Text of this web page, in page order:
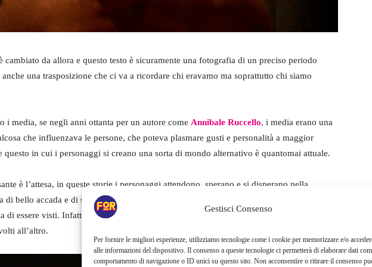
Gestisci Consenso
Per fornire le migliori esperienze, utilizziamo tecnologie come i cookie per memorizzare e/o
alle informazioni del dispositivo. Il consenso a queste tecnologie ci permetterà di elaborare dati
comportamento di navigazione o ID unici su questo sito. Non acconsentire o ritirare il consenso
cambiato da allora e questo testo è sicuramente una fotografia di un preciso periodo
una trasposizione che ci va a ricordare chi eravamo ma soprattutto chi siamo
i media, se negli anni ottanta per un autore come Annibale Ruccello, i media erano una
che influenzava le persone, che poteva plasmare gusti e personalità a maggior
questo in cui i personaggi si creano una sorta di mondo alternativo è quantomai attuale.
è l’attesa, in queste storie i personaggi attendono, sperano e si disperano nella
di bello accada e di solito è sempre qualcosa che ha a che fare con desideri egoisti, con
di essere visti. Infatti nessuna delle madri o delle figlie presenti in questa storia prova
all’altro.